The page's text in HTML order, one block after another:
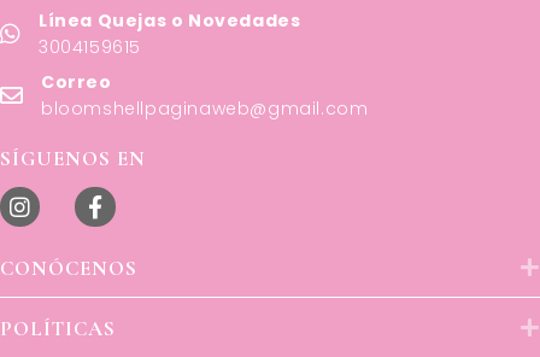
Línea Quejas o Novedades
3004159615
Correo
bloomshellpaginaweb@gmail.com
SÍGUENOS EN
CONÓCENOS
POLÍTICAS